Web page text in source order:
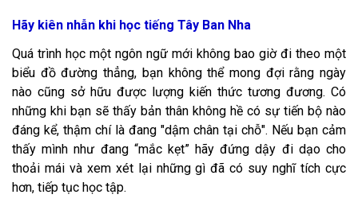
Hãy kiên nhẫn khi học tiếng Tây Ban Nha
Quá trình học một ngôn ngữ mới không bao giờ đi theo một
biểu đồ đường thẳng, bạn không thể mong đợi rằng ngày
nào cũng sở hữu được lượng kiến thức tương đương. Có
những khi bạn sẽ thấy bản thân không hề có sự tiến bộ nào
đáng kể, thậm chí là đang "dậm chân tại chỗ". Nếu bạn cảm
thấy mình như đang “mắc kẹt” hãy đứng dậy đi dạo cho
thoải mái và xem xét lại những gì đã có suy nghĩ tích cực
hơn, tiếp tục học tập.